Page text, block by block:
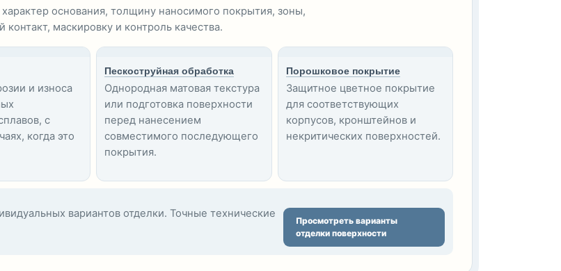
основания, толщину наносимого покрытия, зоны,
маскировку и контроль качества.
и износа
с
когда это
Пескоструйная обработка
Однородная матовая текстура
или подготовка поверхности
перед нанесением
совместимого последующего
покрытия.
Порошковое покрытие
Защитное цветное покрытие
для соответствующих
корпусов, кронштейнов и
некритических поверхностей.
вариантов отделки. Точные технические
Просмотреть варианты
отделки поверхности